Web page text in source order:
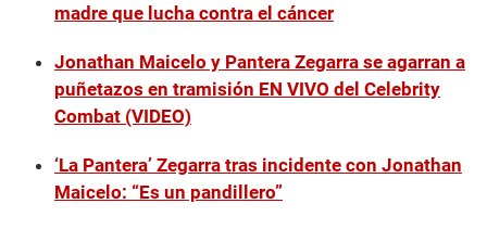
madre que lucha contra el cáncer
Jonathan Maicelo y Pantera Zegarra se agarran a
puñetazos en tramisión EN VIVO del Celebrity
Combat (VIDEO)
‘La Pantera’ Zegarra tras incidente con Jonathan
Maicelo: “Es un pandillero”